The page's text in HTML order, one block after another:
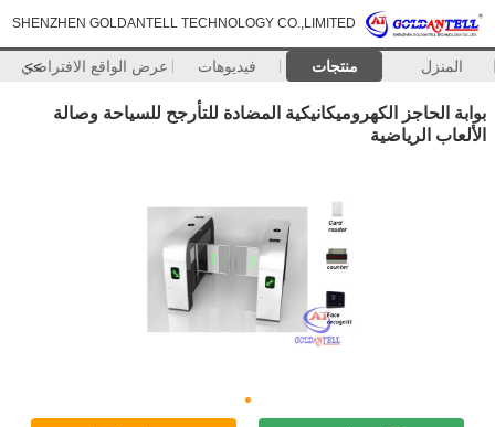
SHENZHEN GOLDANTELL TECHNOLOGY CO.,LIMITED
المنزل منتجات فيديوهات عرض الواقع الافتراضي
>>
بوابة الحاجز الكهروميكانيكية المضادة للتأرجح للسياحة وصالة
الألعاب الرياضية